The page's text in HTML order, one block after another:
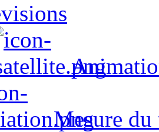
Mesure du